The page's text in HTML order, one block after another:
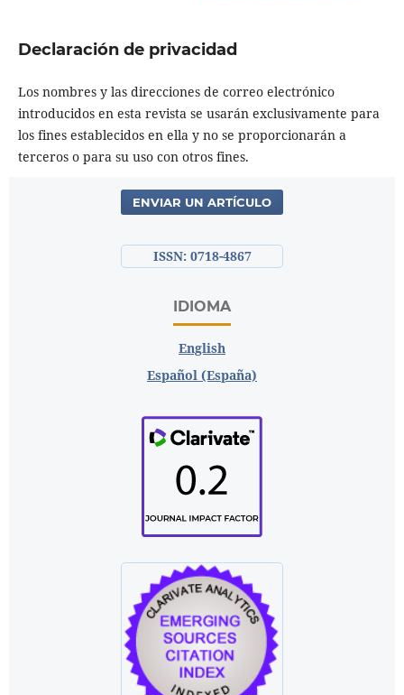
Declaración de privacidad
Los nombres y las direcciones de correo electrónico
introducidos en esta revista se usarán exclusivamente para
los fines establecidos en ella y no se proporcionarán a
terceros o para su uso con otros fines.
ENVIAR UN ARTÍCULO
ISSN: 0718-4867
IDIOMA
English
Español (España)